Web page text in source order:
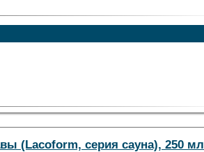
(Lacoform, серия сауна), 250 мл